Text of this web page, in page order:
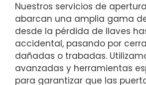
Nuestros servicios de
abarcan una amplia gama
desde la pérdida de llaves
accidental, pasando por
dañadas o trabadas.
avanzadas y herramientas
para garantizar que las